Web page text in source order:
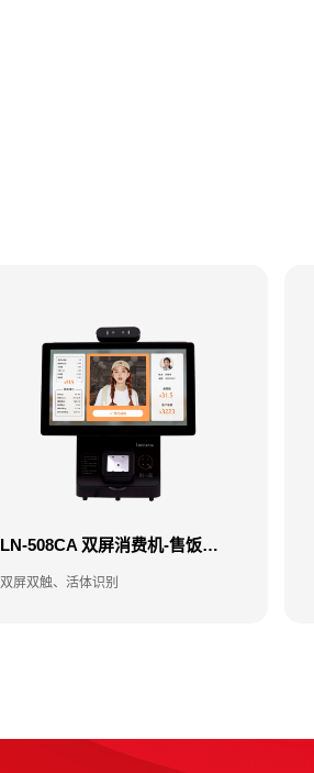
LN-508CA 双屏消费机-售饭机-消费机
双屏双触、活体识别